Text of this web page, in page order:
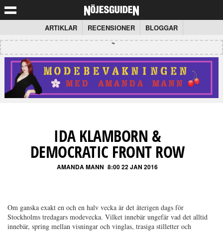
ARTIKLAR RECENSIONER BLOGGAR
IDA KLAMBORN &
DEMOCRATIC FRONT ROW
AMANDA MANN 8:00 22 JAN 2016
Om ganska exakt en och en halv vecka är det återigen dags för
Stockholms tredagars modevecka. Vilket innebär ungefär vad det alltid
innebär, spring mellan visningar och vinglas, trasiga stilletter och